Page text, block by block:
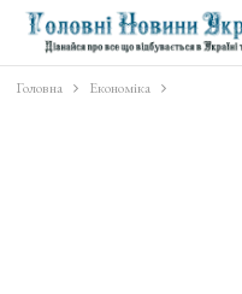
Головна Економіка